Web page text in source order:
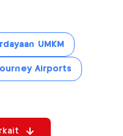
UMKM
Airports